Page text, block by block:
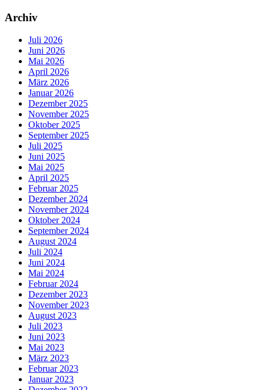
Archiv
Juli 2026
Juni 2026
Mai 2026
April 2026
März 2026
Januar 2026
Dezember 2025
November 2025
Oktober 2025
September 2025
Juli 2025
Juni 2025
Mai 2025
April 2025
Februar 2025
Dezember 2024
November 2024
Oktober 2024
September 2024
August 2024
Juli 2024
Juni 2024
Mai 2024
Februar 2024
Dezember 2023
November 2023
August 2023
Juli 2023
Juni 2023
Mai 2023
März 2023
Februar 2023
Januar 2023